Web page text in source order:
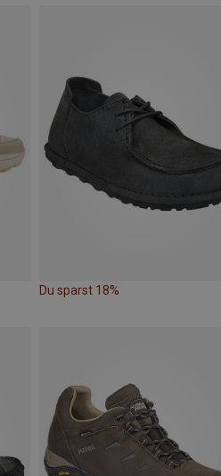
Du sparst 18%